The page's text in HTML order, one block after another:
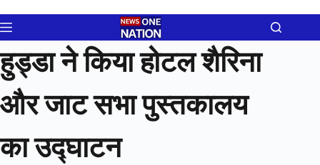
to
content
हुड्डा ने किया होटल शैरिना
और जाट सभा पुस्तकालय
का उद्घाटन